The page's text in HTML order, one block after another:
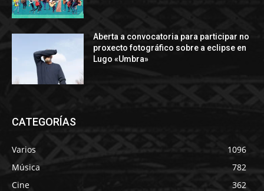
Aberta a convocatoria para participar no
proxecto fotográfico sobre a eclipse en
Lugo «Umbra»
CATEGORÍAS
Varios
1096
Música
782
Cine
362